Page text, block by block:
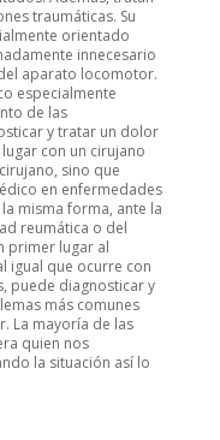
traumáticas. Su
orientado
innecesario
aparato locomotor.
especialmente
de las
y tratar un dolor
con un cirujano
sino que
en enfermedades
misma forma, ante la
reumática o del
primer lugar al
igual que ocurre con
puede diagnosticar y
más comunes
La mayoría de las
quien nos
la situación así lo